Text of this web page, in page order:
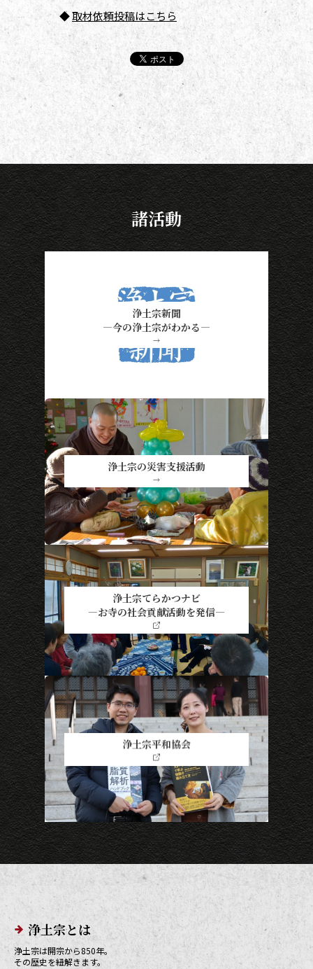
◆取材依頼投稿はこちら
諸活動
浄土宗新聞
―今の浄土宗がわかる―
→
浄土宗の災害支援活動
→
浄土宗てらかつナビ
―お寺の社会貢献活動を発信―
浄土宗平和協会
メインメニューリンク
浄土宗とは
浄土宗は開宗から850年。
その歴史を紐解きます。